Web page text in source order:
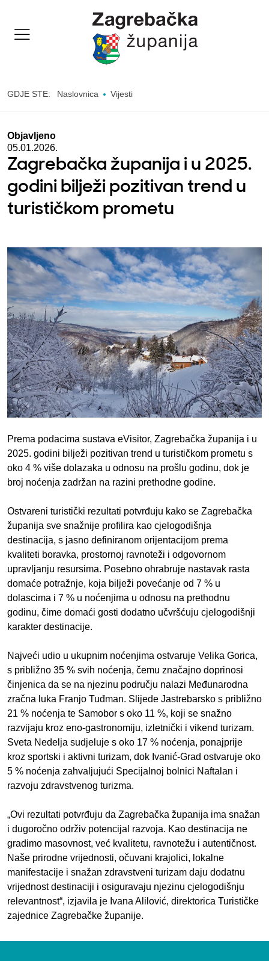
GDJE STE: Naslovnica Vijesti
Objavljeno
05.01.2026.
Zagrebačka županija i u 2025.
godini bilježi pozitivan trend u
turističkom prometu
Prema podacima sustava eVisitor, Zagrebačka županija i u
2025. godini bilježi pozitivan trend u turističkom prometu s
oko 4 % više dolazaka u odnosu na prošlu godinu, dok je
broj noćenja zadržan na razini prethodne godine.
Ostvareni turistički rezultati potvrđuju kako se Zagrebačka
županija sve snažnije profilira kao cjelogodišnja
destinacija, s jasno definiranom orijentacijom prema
kvaliteti boravka, prostornoj ravnoteži i odgovornom
upravljanju resursima. Posebno ohrabruje nastavak rasta
domaće potražnje, koja bilježi povećanje od 7 % u
dolascima i 7 % u noćenjima u odnosu na prethodnu
godinu, čime domaći gosti dodatno učvršćuju cjelogodišnji
karakter destinacije.
Najveći udio u ukupnim noćenjima ostvaruje Velika Gorica,
s približno 35 % svih noćenja, čemu značajno doprinosi
činjenica da se na njezinu području nalazi Međunarodna
zračna luka Franjo Tuđman. Slijede Jastrebarsko s približno
21 % noćenja te Samobor s oko 11 %, koji se snažno
razvijaju kroz eno-gastronomiju, izletnički i vikend turizam.
Sveta Nedelja sudjeluje s oko 17 % noćenja, ponajprije
kroz sportski i aktivni turizam, dok Ivanić-Grad ostvaruje oko
5 % noćenja zahvaljujući Specijalnoj bolnici Naftalan i
razvoju zdravstvenog turizma.
„Ovi rezultati potvrđuju da Zagrebačka županija ima snažan
i dugoročno održiv potencijal razvoja. Kao destinacija ne
gradimo masovnost, već kvalitetu, ravnotežu i autentičnost.
Naše prirodne vrijednosti, očuvani krajolici, lokalne
manifestacije i snažan zdravstveni turizam daju dodatnu
vrijednost destinaciji i osiguravaju njezinu cjelogodišnju
relevantnost“, izjavila je Ivana Alilović, direktorica Turističke
zajednice Zagrebačke županije.